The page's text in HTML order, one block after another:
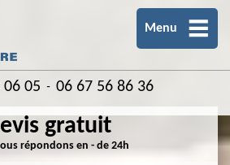
Menu
06 05 - 06 67 56 86 36
gratuit
répondons en - de 24h